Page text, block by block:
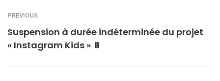
PREVIOUS
Suspension à durée indéterminée du projet
« Instagram Kids » ⏸